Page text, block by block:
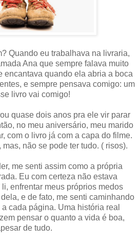
Quando eu trabalhava na livraria,
Ana que sempre falava muito
encantava quando ela abria a boca
e sempre pensava comigo: um
livro vai comigo!
quase dois anos pra ele vir parar
no meu aniversário, meu marido
com o livro já com a capa do filme.
não se pode ter tudo. ( risos).
me senti assim como a própria
Eu com certeza não estava
enfrentar meus próprios medos
e de fato, me senti caminhando
cada página. Uma história real
pensar o quanto a vida é boa,
de tudo.